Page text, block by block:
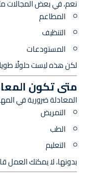
نعم، في بعض المجالات
المطاعم
التنظيف
المستودعات
لكن هذه ليست حلولًا
متى تكون
المعادلة ضرورية في
التمريض
الطب
التعليم
بدونها، لا يمكنك العمل